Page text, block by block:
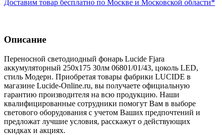
Доставим товар бесплатно по Москве и Московской области*
Описание
Переносной светодиодный фонарь Lucide Fjara
аккумуляторный 250х175 30лм 06801/01/43, цоколь LED,
стиль Модерн. Приобретая товары фабрики LUCIDE в
магазине Lucide-Online.ru, вы получаете официальную
гарантию производителя на всю продукцию. Наши
квалифицированные сотрудники помогут Вам в выборе
светового оборудования с учетом Ваших предпочтений и
предложат лучшие условия, расскажут о действующих
скидках и акциях.